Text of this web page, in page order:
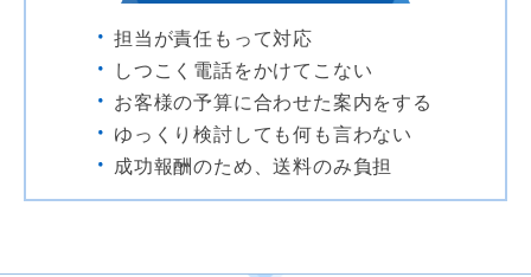
担当が責任もって対応
しつこく電話をかけてこない
お客様の予算に合わせた案内をする
ゆっくり検討しても何も言わない
成功報酬のため、送料のみ負担